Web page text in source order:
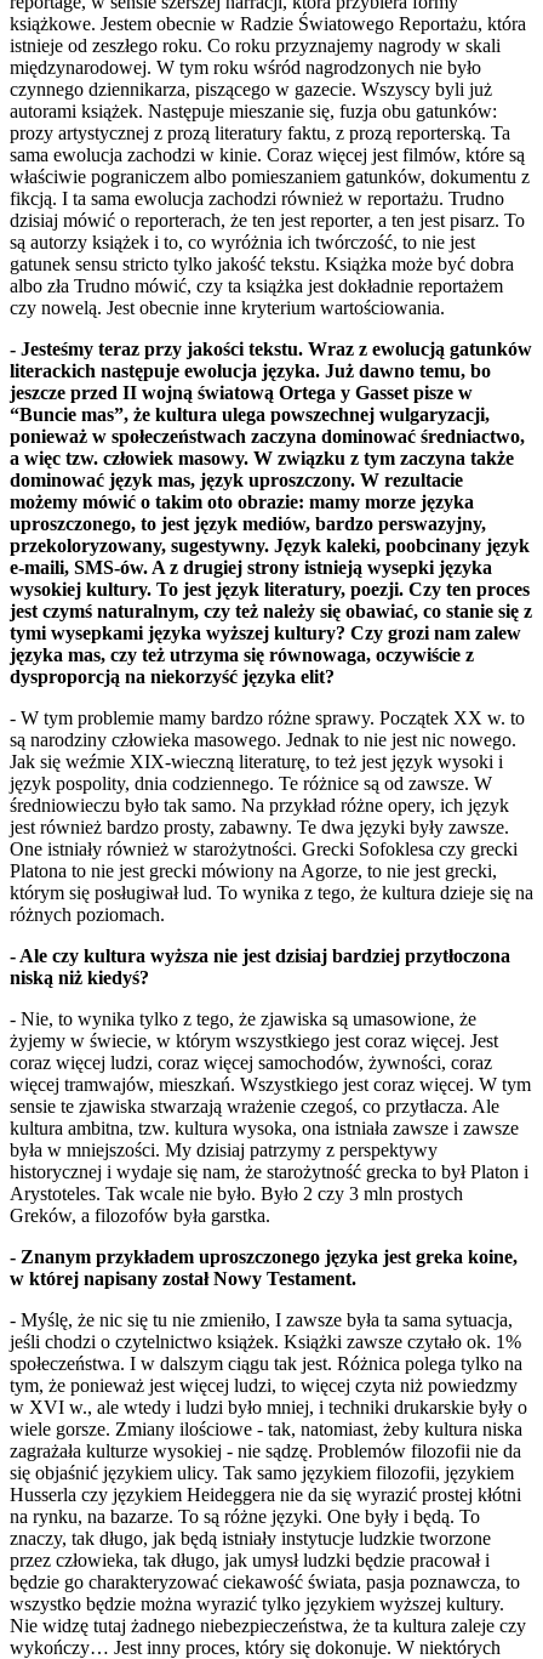
książkowe. Jestem obecnie w Radzie Światowego Reportażu, która
istnieje od zeszłego roku. Co roku przyznajemy nagrody w skali
międzynarodowej. W tym roku wśród nagrodzonych nie było
czynnego dziennikarza, piszącego w gazecie. Wszyscy byli już
autorami książek. Następuje mieszanie się, fuzja obu gatunków:
prozy artystycznej z prozą literatury faktu, z prozą reporterską. Ta
sama ewolucja zachodzi w kinie. Coraz więcej jest filmów, które są
właściwie pograniczem albo pomieszaniem gatunków, dokumentu z
fikcją. I ta sama ewolucja zachodzi również w reportażu. Trudno
dzisiaj mówić o reporterach, że ten jest reporter, a ten jest pisarz. To
są autorzy książek i to, co wyróżnia ich twórczość, to nie jest
gatunek sensu stricto tylko jakość tekstu. Książka może być dobra
albo zła Trudno mówić, czy ta książka jest dokładnie reportażem
czy nowelą. Jest obecnie inne kryterium wartościowania.
- Jesteśmy teraz przy jakości tekstu. Wraz z ewolucją gatunków
literackich następuje ewolucja języka. Już dawno temu, bo
jeszcze przed II wojną światową Ortega y Gasset pisze w
“Buncie mas”, że kultura ulega powszechnej wulgaryzacji,
ponieważ w społeczeństwach zaczyna dominować średniactwo,
a więc tzw. człowiek masowy. W związku z tym zaczyna także
dominować język mas, język uproszczony. W rezultacie
możemy mówić o takim oto obrazie: mamy morze języka
uproszczonego, to jest język mediów, bardzo perswazyjny,
przekoloryzowany, sugestywny. Język kaleki, poobcinany język
e-maili, SMS-ów. A z drugiej strony istnieją wysepki języka
wysokiej kultury. To jest język literatury, poezji. Czy ten proces
jest czymś naturalnym, czy też należy się obawiać, co stanie się z
tymi wysepkami języka wyższej kultury? Czy grozi nam zalew
języka mas, czy też utrzyma się równowaga, oczywiście z
dysproporcją na niekorzyść języka elit?
- W tym problemie mamy bardzo różne sprawy. Początek XX w. to
są narodziny człowieka masowego. Jednak to nie jest nic nowego.
Jak się weźmie XIX-wieczną literaturę, to też jest język wysoki i
język pospolity, dnia codziennego. Te różnice są od zawsze. W
średniowieczu było tak samo. Na przykład różne opery, ich język
jest również bardzo prosty, zabawny. Te dwa języki były zawsze.
One istniały również w starożytności. Grecki Sofoklesa czy grecki
Platona to nie jest grecki mówiony na Agorze, to nie jest grecki,
którym się posługiwał lud. To wynika z tego, że kultura dzieje się na
różnych poziomach.
- Ale czy kultura wyższa nie jest dzisiaj bardziej przytłoczona
niską niż kiedyś?
- Nie, to wynika tylko z tego, że zjawiska są umasowione, że
żyjemy w świecie, w którym wszystkiego jest coraz więcej. Jest
coraz więcej ludzi, coraz więcej samochodów, żywności, coraz
więcej tramwajów, mieszkań. Wszystkiego jest coraz więcej. W tym
sensie te zjawiska stwarzają wrażenie czegoś, co przytłacza. Ale
kultura ambitna, tzw. kultura wysoka, ona istniała zawsze i zawsze
była w mniejszości. My dzisiaj patrzymy z perspektywy
historycznej i wydaje się nam, że starożytność grecka to był Platon i
Arystoteles. Tak wcale nie było. Było 2 czy 3 mln prostych
Greków, a filozofów była garstka.
- Znanym przykładem uproszczonego języka jest greka koine,
w której napisany został Nowy Testament.
- Myślę, że nic się tu nie zmieniło, I zawsze była ta sama sytuacja,
jeśli chodzi o czytelnictwo książek. Książki zawsze czytało ok. 1%
społeczeństwa. I w dalszym ciągu tak jest. Różnica polega tylko na
tym, że ponieważ jest więcej ludzi, to więcej czyta niż powiedzmy
w XVI w., ale wtedy i ludzi było mniej, i techniki drukarskie były o
wiele gorsze. Zmiany ilościowe - tak, natomiast, żeby kultura niska
zagrażała kulturze wysokiej - nie sądzę. Problemów filozofii nie da
się objaśnić językiem ulicy. Tak samo językiem filozofii, językiem
Husserla czy językiem Heideggera nie da się wyrazić prostej kłótni
na rynku, na bazarze. To są różne języki. One były i będą. To
znaczy, tak długo, jak będą istniały instytucje ludzkie tworzone
przez człowieka, tak długo, jak umysł ludzki będzie pracował i
będzie go charakteryzować ciekawość świata, pasja poznawcza, to
wszystko będzie można wyrazić tylko językiem wyższej kultury.
Nie widzę tutaj żadnego niebezpieczeństwa, że ta kultura zaleje czy
wykończy… Jest inny proces, który się dokonuje. W niektórych